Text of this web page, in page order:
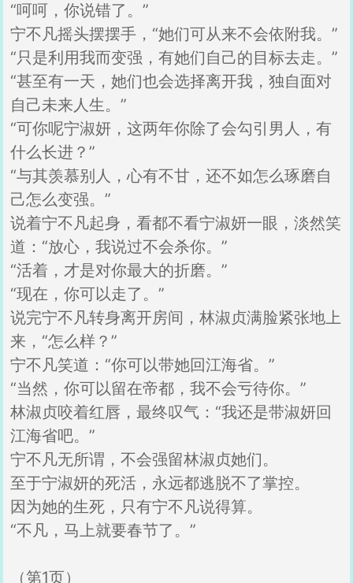
“呵呵，你说错了。”
宁不凡摇头摆摆手，“她们可从来不会依附我。”
“只是利用我而变强，有她们自己的目标去走。”
“甚至有一天，她们也会选择离开我，独自面对
自己未来人生。”
“可你呢宁淑妍，这两年你除了会勾引男人，有
什么长进？”
“与其羡慕别人，心有不甘，还不如怎么琢磨自
己怎么变强。”
说着宁不凡起身，看都不看宁淑妍一眼，淡然笑
道：“放心，我说过不会杀你。”
“活着，才是对你最大的折磨。”
“现在，你可以走了。”
说完宁不凡转身离开房间，林淑贞满脸紧张地上
来，“怎么样？”
宁不凡笑道：“你可以带她回江海省。”
“当然，你可以留在帝都，我不会亏待你。”
林淑贞咬着红唇，最终叹气：“我还是带淑妍回
江海省吧。”
宁不凡无所谓，不会强留林淑贞她们。
至于宁淑妍的死活，永远都逃脱不了掌控。
因为她的生死，只有宁不凡说得算。
“不凡，马上就要春节了。”
（第1页）